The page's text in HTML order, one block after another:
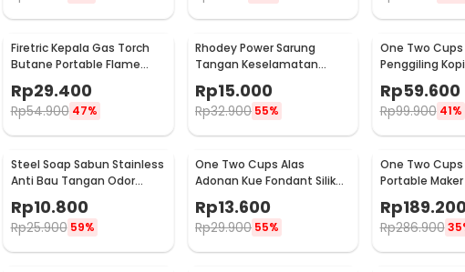
Firetric Kepala Gas Torch
Butane Portable Flame
Rp29.400
Rp54.900 47%
Rhodey Power Sarung
Tangan Keselamatan
EN388
Rp15.000
Rp32.900 55%
One Two
Penggiling
Coffee
WFCG9800
Rp59.600
Rp99.900 41%
Steel Soap Sabun Stainless
Anti Bau Tangan Odor
Remove - HW071
Rp10.800
Rp25.900 59%
One Two Cups Alas
Adonan Kue Fondant Silikon
Baking Mat Anti Slip -
JJ3873
Rp13.600
Rp29.900 55%
One Two
Portable
Hand Press
- T35066
Rp189.200
Rp286.900